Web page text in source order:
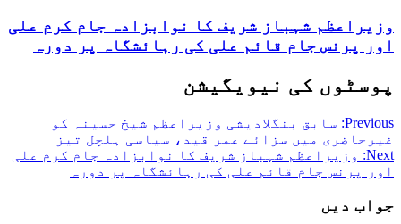
وزیراعظم شہباز شریف کا نوابزادہ جام کرم علی
اور پرنس جام قائم علی کی رہائشگاہ پر دورہ
پوسٹوں کی نیویگیشن
Previous: سابق بنگلادیشی وزیراعظم شیخ حسینہ کو
غیرحاضری میں سزائے عمر قید، سیاسی ہلچل تیز
Next:
وزیراعظم شہباز شریف کا نوابزادہ جام کرم علی
اور پرنس جام قائم علی کی رہائشگاہ پر دورہ
جواب دیں